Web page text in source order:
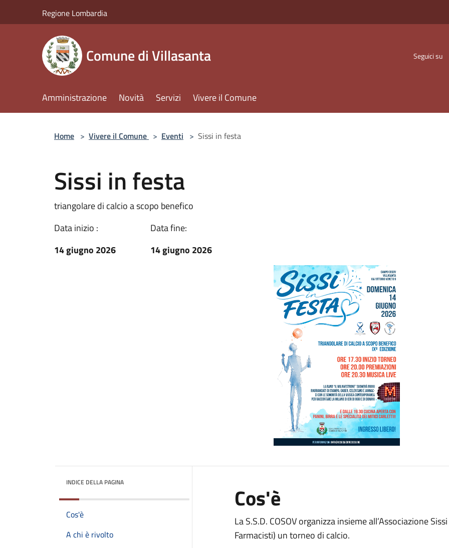
Regione Lombardia
Comune di Villasanta Seguici su
Amministrazione Novità Servizi Vivere il Comune
Home > Vivere il Comune > Eventi > Sissi in festa
Sissi in festa
triangolare di calcio a scopo benefico
Data inizio :
14 giugno 2026
Data fine:
14 giugno 2026
INDICE DELLA PAGINA
Cos'è
A chi è rivolto
Cos'è
La S.S.D. COSOV organizza insieme all’Associazione
Farmacisti) un torneo di calcio.